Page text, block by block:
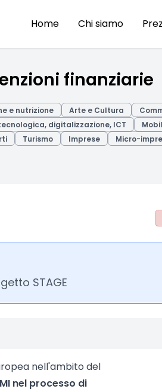
Home Chi siamo
finanziarie
e nutrizione Arte e Cultura
digitalizzazione, ICT
Turismo Imprese Micro-
STAGE
nell'ambito del
nel processo di